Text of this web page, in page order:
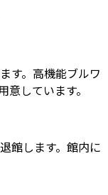
す。高機能ブルワ
しています。
館します。館内に